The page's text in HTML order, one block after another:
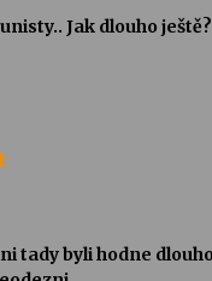
Jak dlouho ještě?
tady byli hodne